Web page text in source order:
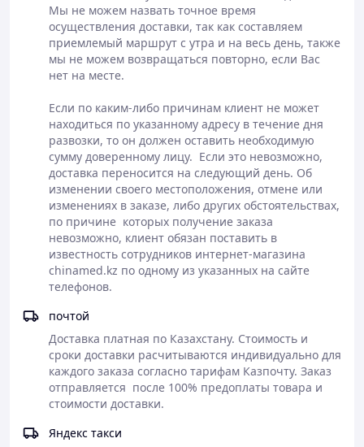
Мы не можем назвать точное время
осуществления доставки, так как составляем
приемлемый маршрут с утра и на весь день, также
мы не можем возвращаться повторно, если Вас
нет на месте.
Если по каким-либо причинам клиент не может
находиться по указанному адресу в течение дня
развозки, то он должен оставить необходимую
сумму доверенному лицу.  Если это невозможно,
доставка переносится на следующий день. Об
изменении своего местоположения, отмене или
изменениях в заказе, либо других обстоятельствах,
по причине  которых получение заказа
невозможно, клиент обязан поставить в
известность сотрудников интернет-магазина
chinamed.kz по одному из указанных на сайте
телефонов.
почтой
Доставка платная по Казахстану. Стоимость и
сроки доставки расчитываются индивидуально для
каждого заказа согласно тарифам Казпочту. Заказ
отправляется  после 100% предоплаты товара и
стоимости доставки.
Яндекс такси